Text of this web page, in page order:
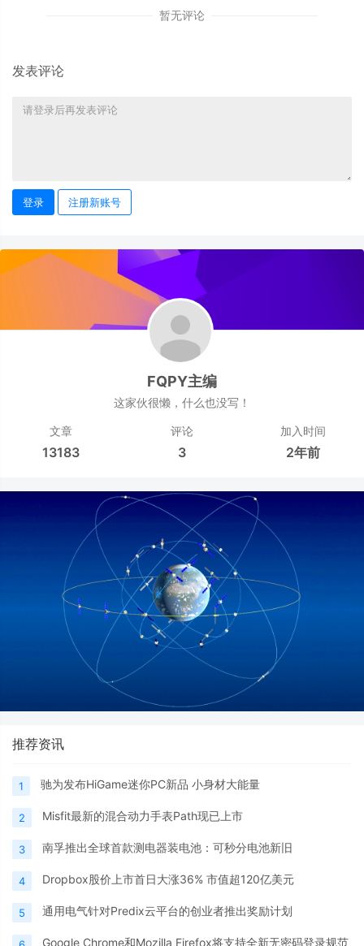
暂无评论
发表评论
登录 注册新账号
FQPY主编
这家伙很懒，什么也没写！
文章
13183
评论
3
加入时间
2年前
推荐资讯
1 驰为发布HiGame迷你PC新品 小身材大能量
2 Misfit最新的混合动力手表Path现已上市
3 南孚推出全球首款测电器装电池：可秒分电池新旧
4 Dropbox股价上市首日大涨36% 市值超120亿美元
5 通用电气针对Predix云平台的创业者推出奖励计划
Google Chrome和Mozilla Firefox将支持全新无密码登录规范